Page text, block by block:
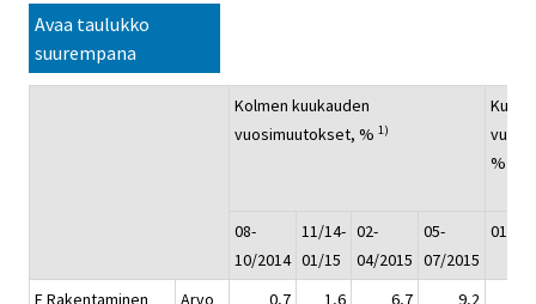
Avaa taulukko
suurempana
Kolmen kuukauden
vuosimuutokset, % 1)
%
08-
10/2014
11/14-
01/15
02-
04/2015
05-
07/2015
01-
F Rakentaminen Arvo 0,7 1,6 6,7
9,2